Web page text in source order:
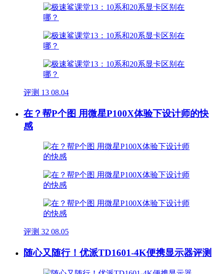
评测 13 08.04
在？帮P个图 用微星P100X体验下设计师的快
感
评测 32 08.05
随心又随行！优派TD1601-4K便携显示器评测